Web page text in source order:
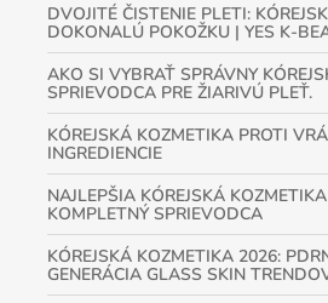
DVOJITÉ ČISTENIE PLETI:
DOKONALÚ POKOŽKU | YES K-
AKO SI VYBRAŤ SPRÁVNY
SPRIEVODCA PRE ŽIARIVÚ PLEŤ.
KÓREJSKÁ KOZMETIKA PROTI
INGREDIENCIE
NAJLEPŠIA KÓREJSKÁ
KOMPLETNÝ SPRIEVODCA
KÓREJSKÁ KOZMETIKA 2026:
GENERÁCIA GLASS SKIN